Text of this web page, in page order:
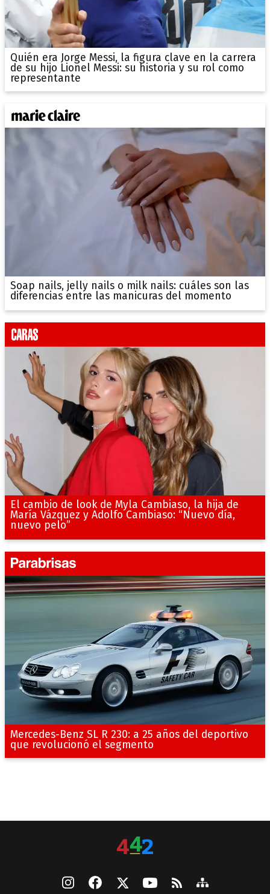
Quién era Jorge Messi, la figura clave en la carrera
de su hijo Lionel Messi: su historia y su rol como
representante
Soap nails, jelly nails o milk nails: cuáles son las
diferencias entre las manicuras del momento
El cambio de look de Myla Cambiaso, la hija de
María Vázquez y Adolfo Cambiaso: “Nuevo día,
nuevo pelo”
Mercedes-Benz SL R 230: a 25 años del deportivo
que revolucionó el segmento